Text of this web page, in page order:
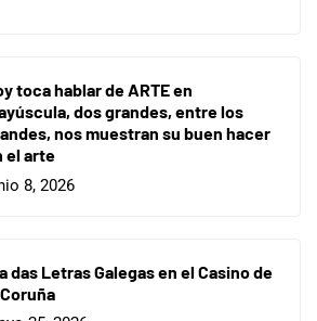
toca hablar de ARTE en
dos grandes, entre los
nos muestran su buen hacer
el arte
8, 2026
das Letras Galegas en el Casino de